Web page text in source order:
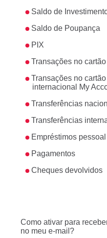
Saldo de
Saldo de Poupança
PIX
Transações no
Transações no
internacional My
Transferências
Transferências
Empréstimos pessoal
Pagamentos
Cheques devolvidos
Como ativar para
no meu e-mail?